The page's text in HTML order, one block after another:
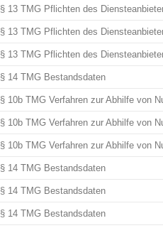
§ 13 TMG Pflichten des
§ 13 TMG Pflichten des
§ 13 TMG Pflichten des
§ 14 TMG Bestandsdaten
§ 10b TMG Verfahren zur Abhilfe von
§ 10b TMG Verfahren zur Abhilfe von
§ 10b TMG Verfahren zur Abhilfe von
§ 14 TMG Bestandsdaten
§ 14 TMG Bestandsdaten
§ 14 TMG Bestandsdaten